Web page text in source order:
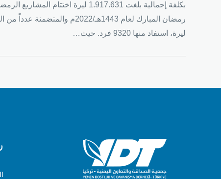
بكلفة إجمالية بلغت 1.917.631
ليرة، استفاد منها 9320 فرد. حيث…